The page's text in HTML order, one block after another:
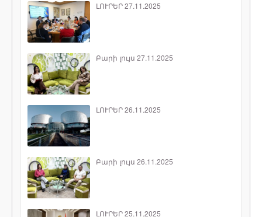
ԼՈՒՐԵՐ 27.11.2025
Բարի լույս 27.11.2025
ԼՈՒՐԵՐ 26.11.2025
Բարի լույս 26.11.2025
ԼՈՒՐԵՐ 25.11.2025